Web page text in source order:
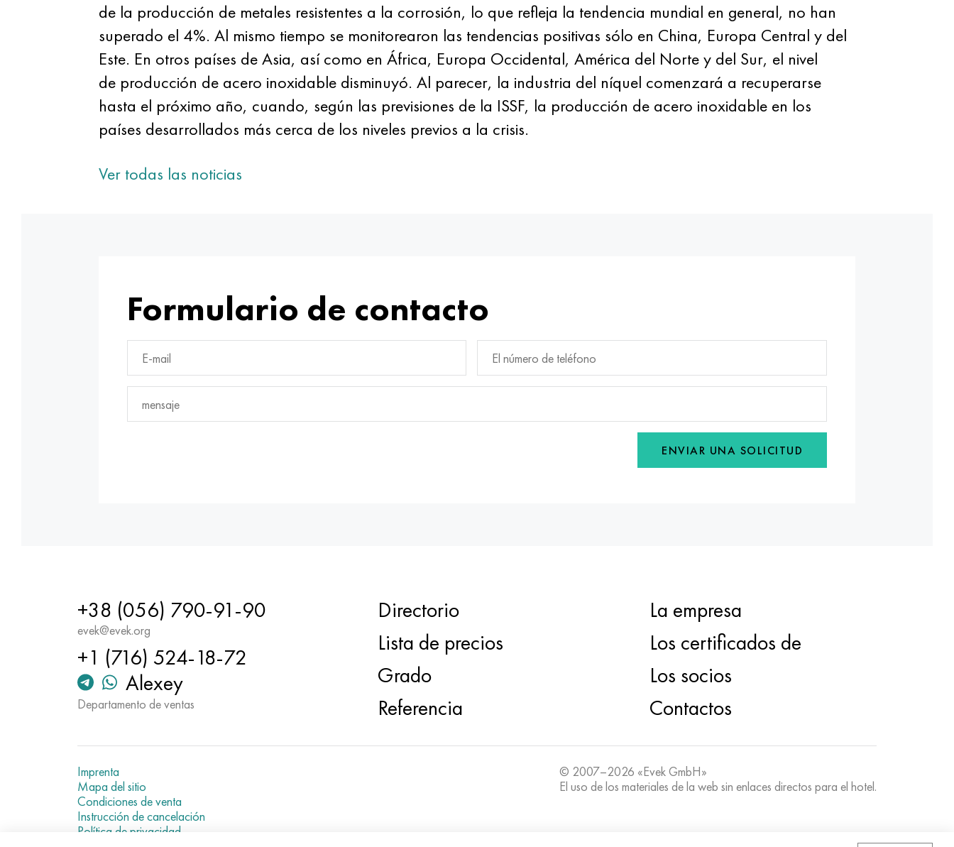
de la producción de metales resistentes a la corrosión, lo que refleja la tendencia mundial en general, no han
superado el 4%. Al mismo tiempo se monitorearon las tendencias positivas sólo en China, Europa Central y del
Este. En otros países de Asia, así como en África, Europa Occidental, América del Norte y del Sur, el nivel
de producción de acero inoxidable disminuyó. Al parecer, la industria del níquel comenzará a recuperarse
hasta el próximo año, cuando, según las previsiones de la ISSF, la producción de acero inoxidable en los
países desarrollados más cerca de los niveles previos a la crisis.
Ver todas las noticias
Formulario de contacto
ENVIAR UNA SOLICITUD
+38 (056) 790-91-90
evek@evek.org
+1 (716) 524-18-72
Alexey
Departamento de ventas
Directorio
Lista de precios
Grado
Referencia
La empresa
Los certificados de
Los socios
Contactos
Imprenta
Mapa del sitio
Condiciones de venta
Instrucción de cancelación
Política de privacidad
© 2007–2026 «Evek GmbH»
El uso de los materiales de la web sin enlaces directos para el hotel.